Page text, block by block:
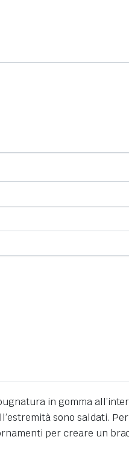
in gomma
sono saldati.
per creare un